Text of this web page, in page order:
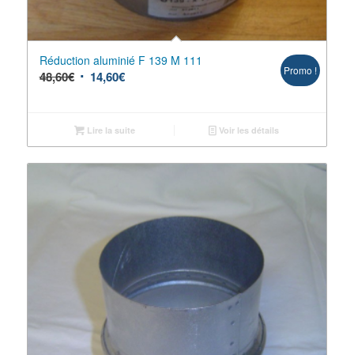
Réduction aluminié F 139 M 111
48,60€ 14,60€ Promo !
Lire la suite Voir les détails